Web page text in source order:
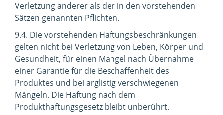
Verletzung anderer als der in den vorstehenden
Sätzen genannten Pflichten.
9.4. Die vorstehenden Haftungsbeschränkungen
gelten nicht bei Verletzung von Leben, Körper und
Gesundheit, für einen Mangel nach Übernahme
einer Garantie für die Beschaffenheit des
Produktes und bei arglistig verschwiegenen
Mängeln. Die Haftung nach dem
Produkthaftungsgesetz bleibt unberührt.